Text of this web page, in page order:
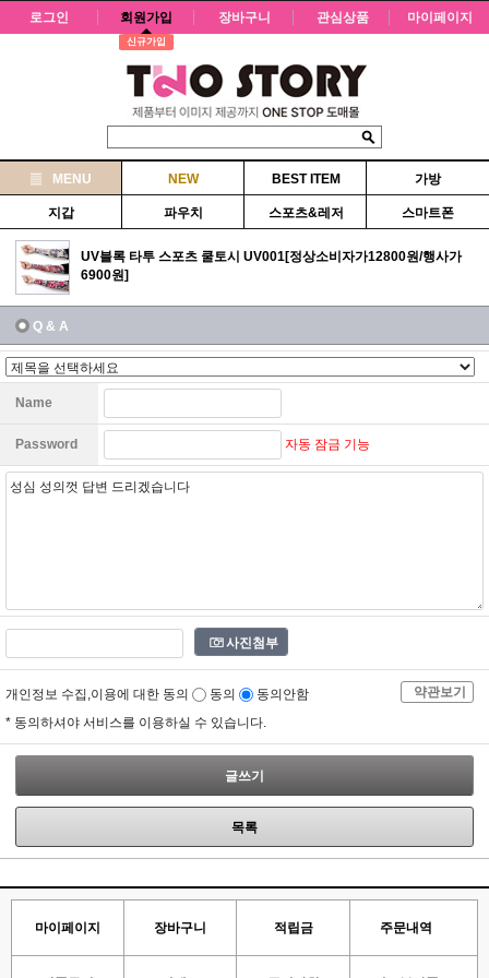
로그인 회원가입
신규가입
장바구니 관심상품 마이페이지
MENU NEW BEST ITEM 가방
지갑 파우치 스포츠&레저 스마트폰
UV블록 타투 스포츠 쿨토시 UV001[정상소비자가12800원/행사가
6900원]
Q & A
Name
Password 자동 잠금 기능
사진첨부
개인정보 수집,이용에 대한 동의 동의 동의안함
약관보기
* 동의하셔야 서비스를 이용하실 수 있습니다.
글쓰기
목록
마이페이지 장바구니 적립금 주문내역